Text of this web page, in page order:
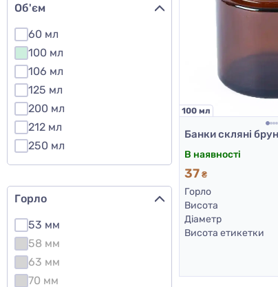
Об'єм
60 мл
100 мл
106 мл
125 мл
200 мл
212 мл
250 мл
Горло
53 мм
58 мм
63 мм
70 мм
100 мл
В наявності
37 ₴
Горло
Висота
Діаметр
Висота етикетки